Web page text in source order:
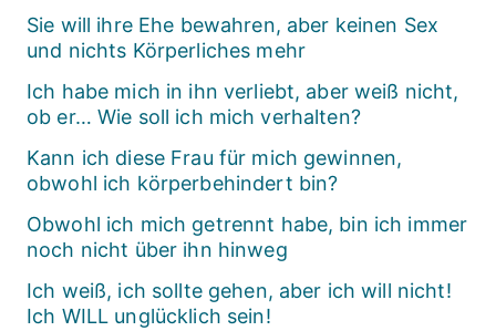
Sie will ihre Ehe bewahren, aber keinen Sex
und nichts Körperliches mehr
Ich habe mich in ihn verliebt, aber weiß nicht,
ob er… Wie soll ich mich verhalten?
Kann ich diese Frau für mich gewinnen,
obwohl ich körperbehindert bin?
Obwohl ich mich getrennt habe, bin ich immer
noch nicht über ihn hinweg
Ich weiß, ich sollte gehen, aber ich will nicht!
Ich WILL unglücklich sein!